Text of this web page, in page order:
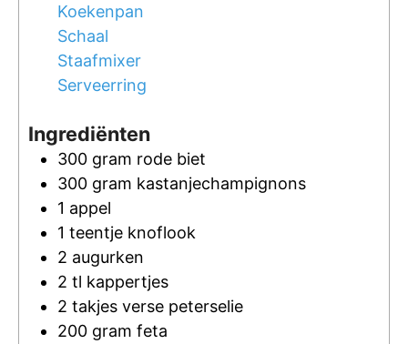
Koekenpan
Schaal
Staafmixer
Serveerring
Ingrediënten
300 gram rode biet
300 gram kastanjechampignons
1 appel
1 teentje knoflook
2 augurken
2 tl kappertjes
2 takjes verse peterselie
200 gram feta